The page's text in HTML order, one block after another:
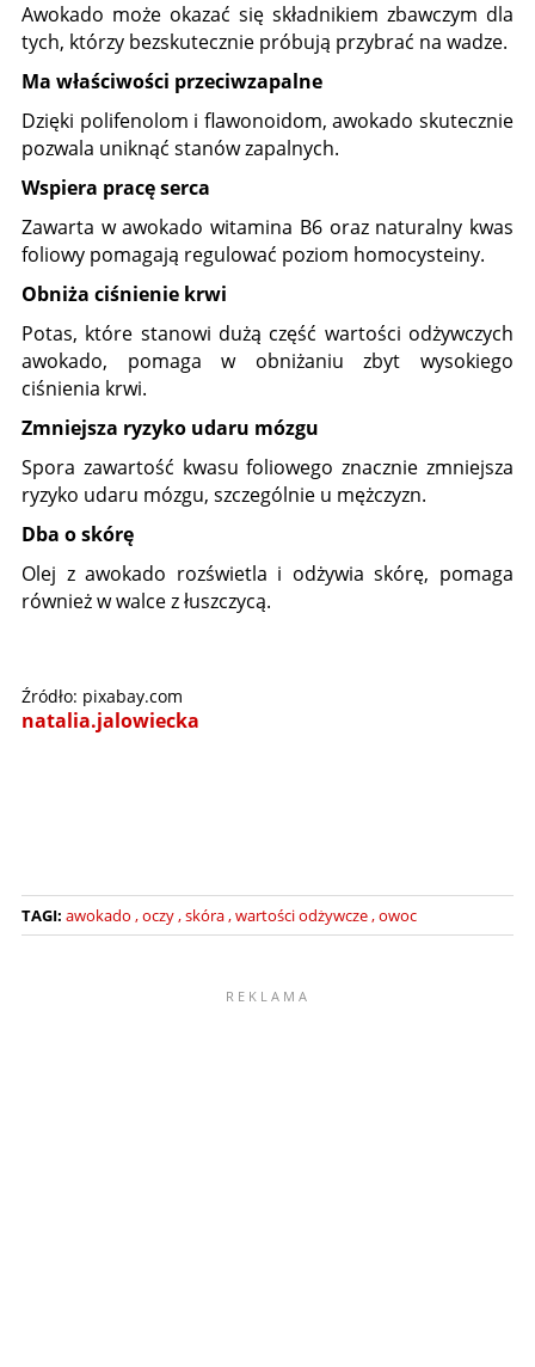
Awokado może okazać się składnikiem zbawczym dla
tych, którzy bezskutecznie próbują przybrać na wadze.
Ma właściwości przeciwzapalne
Dzięki polifenolom i flawonoidom, awokado skutecznie
pozwala uniknąć stanów zapalnych.
Wspiera pracę serca
Zawarta w awokado witamina B6 oraz naturalny kwas
foliowy pomagają regulować poziom homocysteiny.
Obniża ciśnienie krwi
Potas, które stanowi dużą część wartości odżywczych
awokado, pomaga w obniżaniu zbyt wysokiego
ciśnienia krwi.
Zmniejsza ryzyko udaru mózgu
Spora zawartość kwasu foliowego znacznie zmniejsza
ryzyko udaru mózgu, szczególnie u mężczyzn.
Dba o skórę
Olej z awokado rozświetla i odżywia skórę, pomaga
również w walce z łuszczycą.
Źródło: pixabay.com
natalia.jalowiecka
TAGI: awokado oczy skóra wartości odżywcze owoc